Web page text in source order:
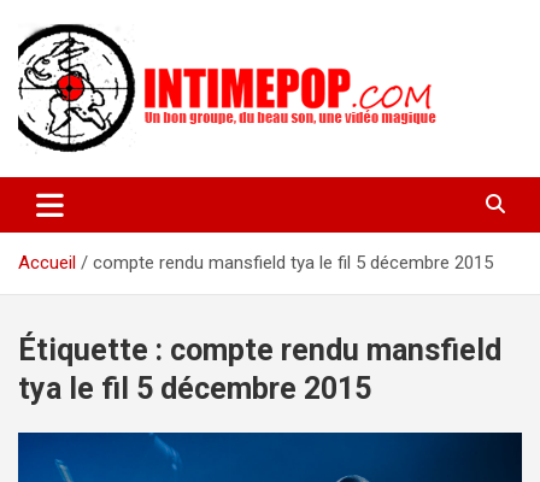
contenu
intimepop.com
actuelles pop rock, post-rock, indé sur Lyon. rock pop concert
lyon
Accueil
compte rendu mansfield tya le fil 5 décembre 2015
Étiquette : compte rendu mansfield
tya le fil 5 décembre 2015